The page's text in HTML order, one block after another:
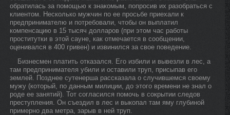
обратилась за помощью к знакомым, попросив их разобраться с
клиентом. Несколько мужчин по ее просьбе приехали к
предпринимателю и потребовали, чтобы он выплатил
компенсацию в 15 тысяч долларов (при этом час работы
проститутки в этой сауне, как отмечается в сообщении,
оценивался в 400 гривен) и извинился за свое поведение.
Бизнесмен платить отказался. Его избили и вывезли в лес, а
там предпринимателя убили и оставили труп, присыпав его
землей. Позднее сутенерша рассказала о случившемся своему
мужу (который, по данным милиции, до этого времени не знал о
роде ее занятий). Тот согласился помочь в сокрытии следов
преступления. Он съездил в лес и выкопал там яму глубиной
примерно два метра, зарыв в ней труп.